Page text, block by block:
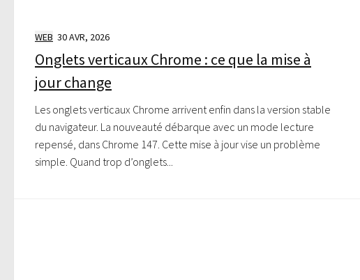
WEB 30 AVR, 2026
Onglets verticaux Chrome : ce que la mise à
jour change
Les onglets verticaux Chrome arrivent enfin dans la version stable
du navigateur. La nouveauté débarque avec un mode lecture
repensé, dans Chrome 147. Cette mise à jour vise un problème
simple. Quand trop d’onglets...